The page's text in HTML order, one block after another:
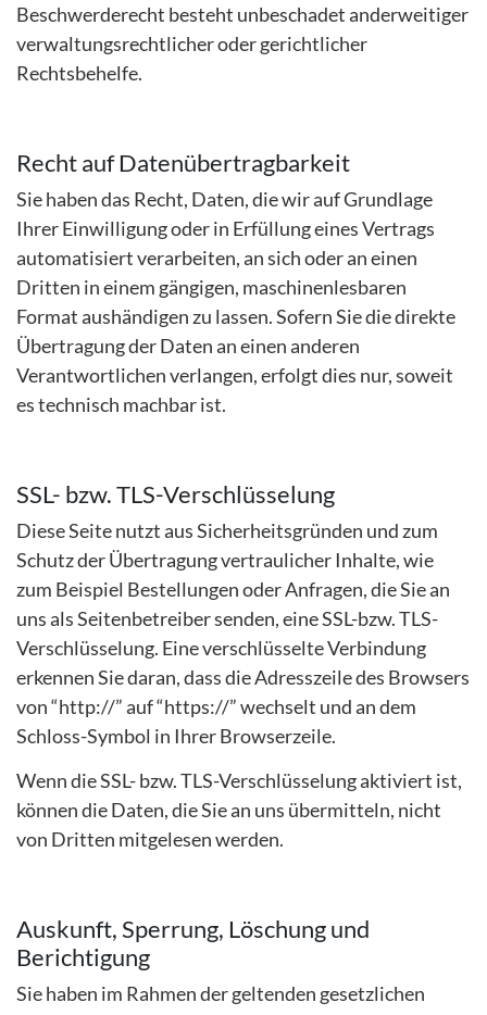
Beschwerderecht besteht unbeschadet anderweitiger
verwaltungsrechtlicher oder gerichtlicher
Rechtsbehelfe.
Recht auf Datenübertragbarkeit
Sie haben das Recht, Daten, die wir auf Grundlage
Ihrer Einwilligung oder in Erfüllung eines Vertrags
automatisiert verarbeiten, an sich oder an einen
Dritten in einem gängigen, maschinenlesbaren
Format aushändigen zu lassen. Sofern Sie die direkte
Übertragung der Daten an einen anderen
Verantwortlichen verlangen, erfolgt dies nur, soweit
es technisch machbar ist.
SSL- bzw. TLS-Verschlüsselung
Diese Seite nutzt aus Sicherheitsgründen und zum
Schutz der Übertragung vertraulicher Inhalte, wie
zum Beispiel Bestellungen oder Anfragen, die Sie an
uns als Seitenbetreiber senden, eine SSL-bzw. TLS-
Verschlüsselung. Eine verschlüsselte Verbindung
erkennen Sie daran, dass die Adresszeile des Browsers
von “http://” auf “https://” wechselt und an dem
Schloss-Symbol in Ihrer Browserzeile.
Wenn die SSL- bzw. TLS-Verschlüsselung aktiviert ist,
können die Daten, die Sie an uns übermitteln, nicht
von Dritten mitgelesen werden.
Auskunft, Sperrung, Löschung und
Berichtigung
Sie haben im Rahmen der geltenden gesetzlichen